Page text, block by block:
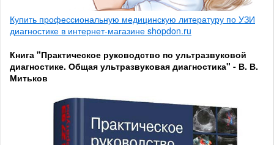
Купить профессиональную медицинскую литературу по УЗИ
диагностике в интернет-магазине shopdon.ru
Книга "Практическое руководство по ультразвуковой
диагностике. Общая ультразвуковая диагностика" - В. В.
Митьков